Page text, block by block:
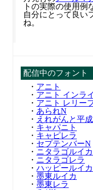
トの実際の使用例
自分にとって良い
ね。
配信中のフォント
・ アニト
・ アニト インラ
・ アニト レリー
・ あられN
・ えれがんと平
・ キャパニト
・ キャピレラ
・ セプテンバーN
・ ニタラゴルイカ
・ ニタラゴレラ
・ ハッピールイカ
・ 墨東ルイカ
・ 墨東レラ